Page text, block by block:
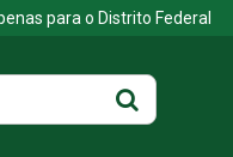
para o Distrito Federal